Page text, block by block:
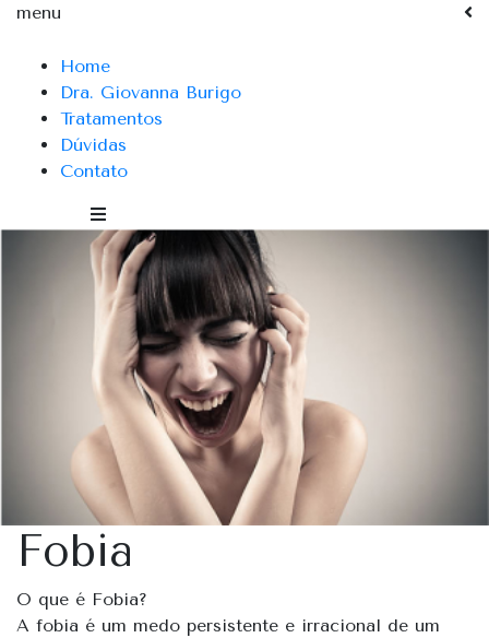
menu
Home
Dra. Giovanna Burigo
Tratamentos
Dúvidas
Contato
Fobia
O que é Fobia?
A fobia é um medo persistente e irracional de um